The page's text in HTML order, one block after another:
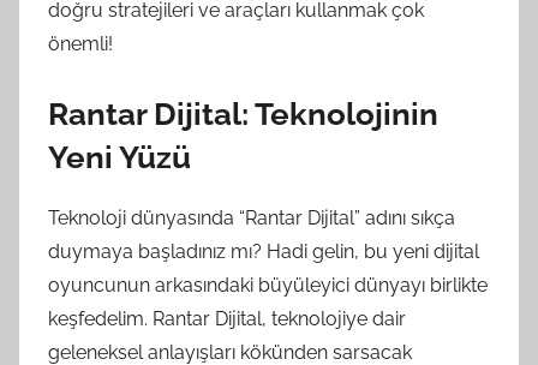
doğru stratejileri ve araçları kullanmak çok
önemli!
Rantar Dijital: Teknolojinin
Yeni Yüzü
Teknoloji dünyasında “Rantar Dijital” adını sıkça
duymaya başladınız mı? Hadi gelin, bu yeni dijital
oyuncunun arkasındaki büyüleyici dünyayı birlikte
keşfedelim. Rantar Dijital, teknolojiye dair
geleneksel anlayışları kökünden sarsacak